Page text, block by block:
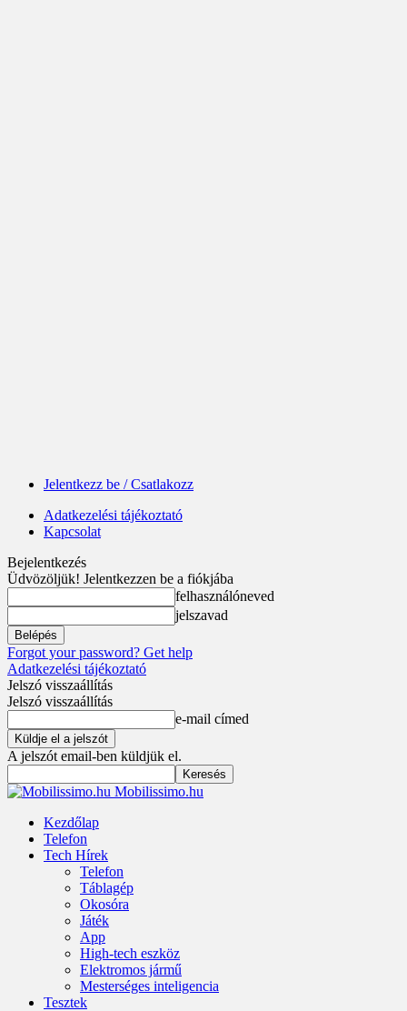
Jelentkezz be / Csatlakozz
Adatkezelési tájékoztató
Kapcsolat
Bejelentkezés
Üdvözöljük! Jelentkezzen be a fiókjába
felhasználóneved
jelszavad
Forgot your password? Get help
Adatkezelési tájékoztató
Jelszó visszaállítás
Jelszó visszaállítás
e-mail címed
A jelszót email-ben küldjük el.
Mobilissimo.hu
Kezdőlap
Telefon
Tech Hírek
Telefon
Táblagép
Okosóra
Játék
App
High-tech eszköz
Elektromos jármű
Mesterséges inteligencia
Tesztek